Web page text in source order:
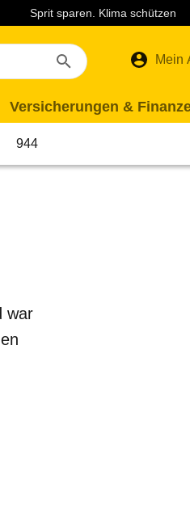
Sprit sparen. Klima schützen
Mein
Versicherungen &
944
war